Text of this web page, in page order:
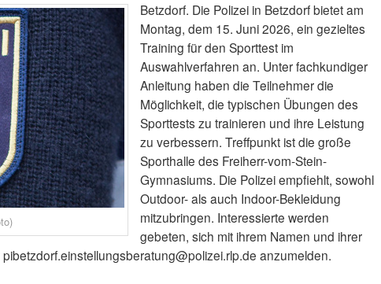
Betzdorf. Die Polizei in Betzdorf bietet am
Montag, dem 15. Juni 2026, ein gezieltes
Training für den Sporttest im
Auswahlverfahren an. Unter fachkundiger
Anleitung haben die Teilnehmer die
Möglichkeit, die typischen Übungen des
Sporttests zu trainieren und ihre Leistung
zu verbessern. Treffpunkt ist die große
Sporthalle des Freiherr-vom-Stein-
Gymnasiums. Die Polizei empfiehlt, sowohl
Outdoor- als auch Indoor-Bekleidung
mitzubringen. Interessierte werden
gebeten, sich mit ihrem Namen und ihrer
anzumelden.